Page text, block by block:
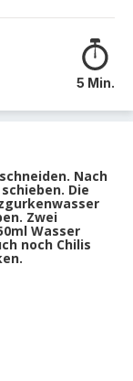
5 Min.
Nach
Die
Zwei
Wasser
noch Chilis